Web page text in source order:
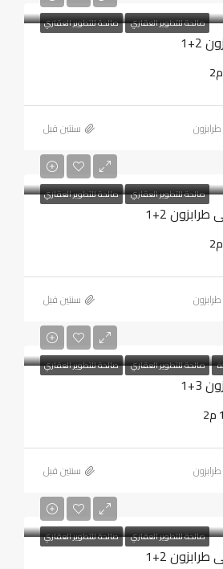
صالحة للتطوير العقاري صالحة للتطوير العقاري
‏سنتين قبل
صالحة للتطوير العقاري صالحة للتطوير العقاري
2+1
‏سنتين قبل
صالحة للتطوير العقاري صالحة للتطوير العقاري
‏سنتين قبل
صالحة للتطوير العقاري صالحة للتطوير العقاري
2+1